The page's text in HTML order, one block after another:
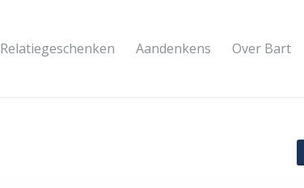
Relatiegeschenken Aandenkens Over Bart